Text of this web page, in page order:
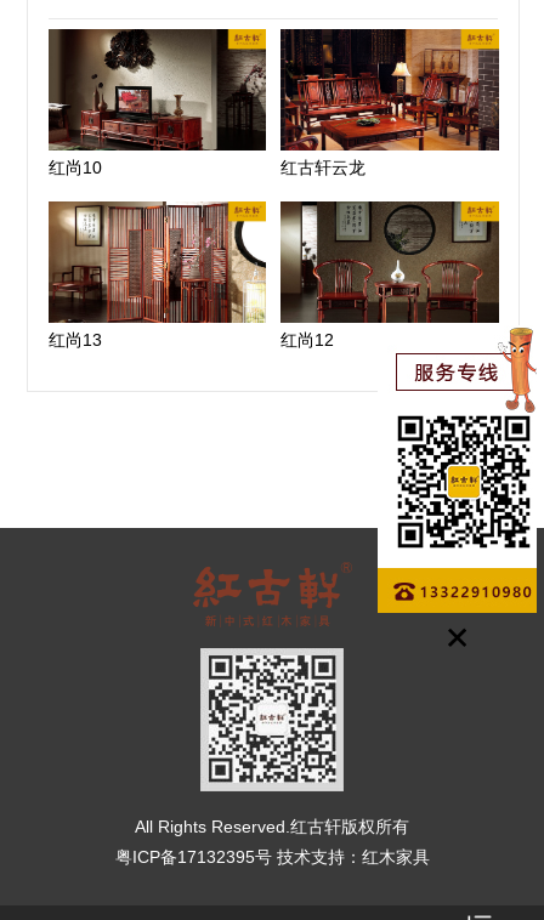
红尚10 红古轩云龙
红尚13 红尚12
All Rights Reserved.红古轩版权所有
粤ICP备17132395号技术支持： 红木家具